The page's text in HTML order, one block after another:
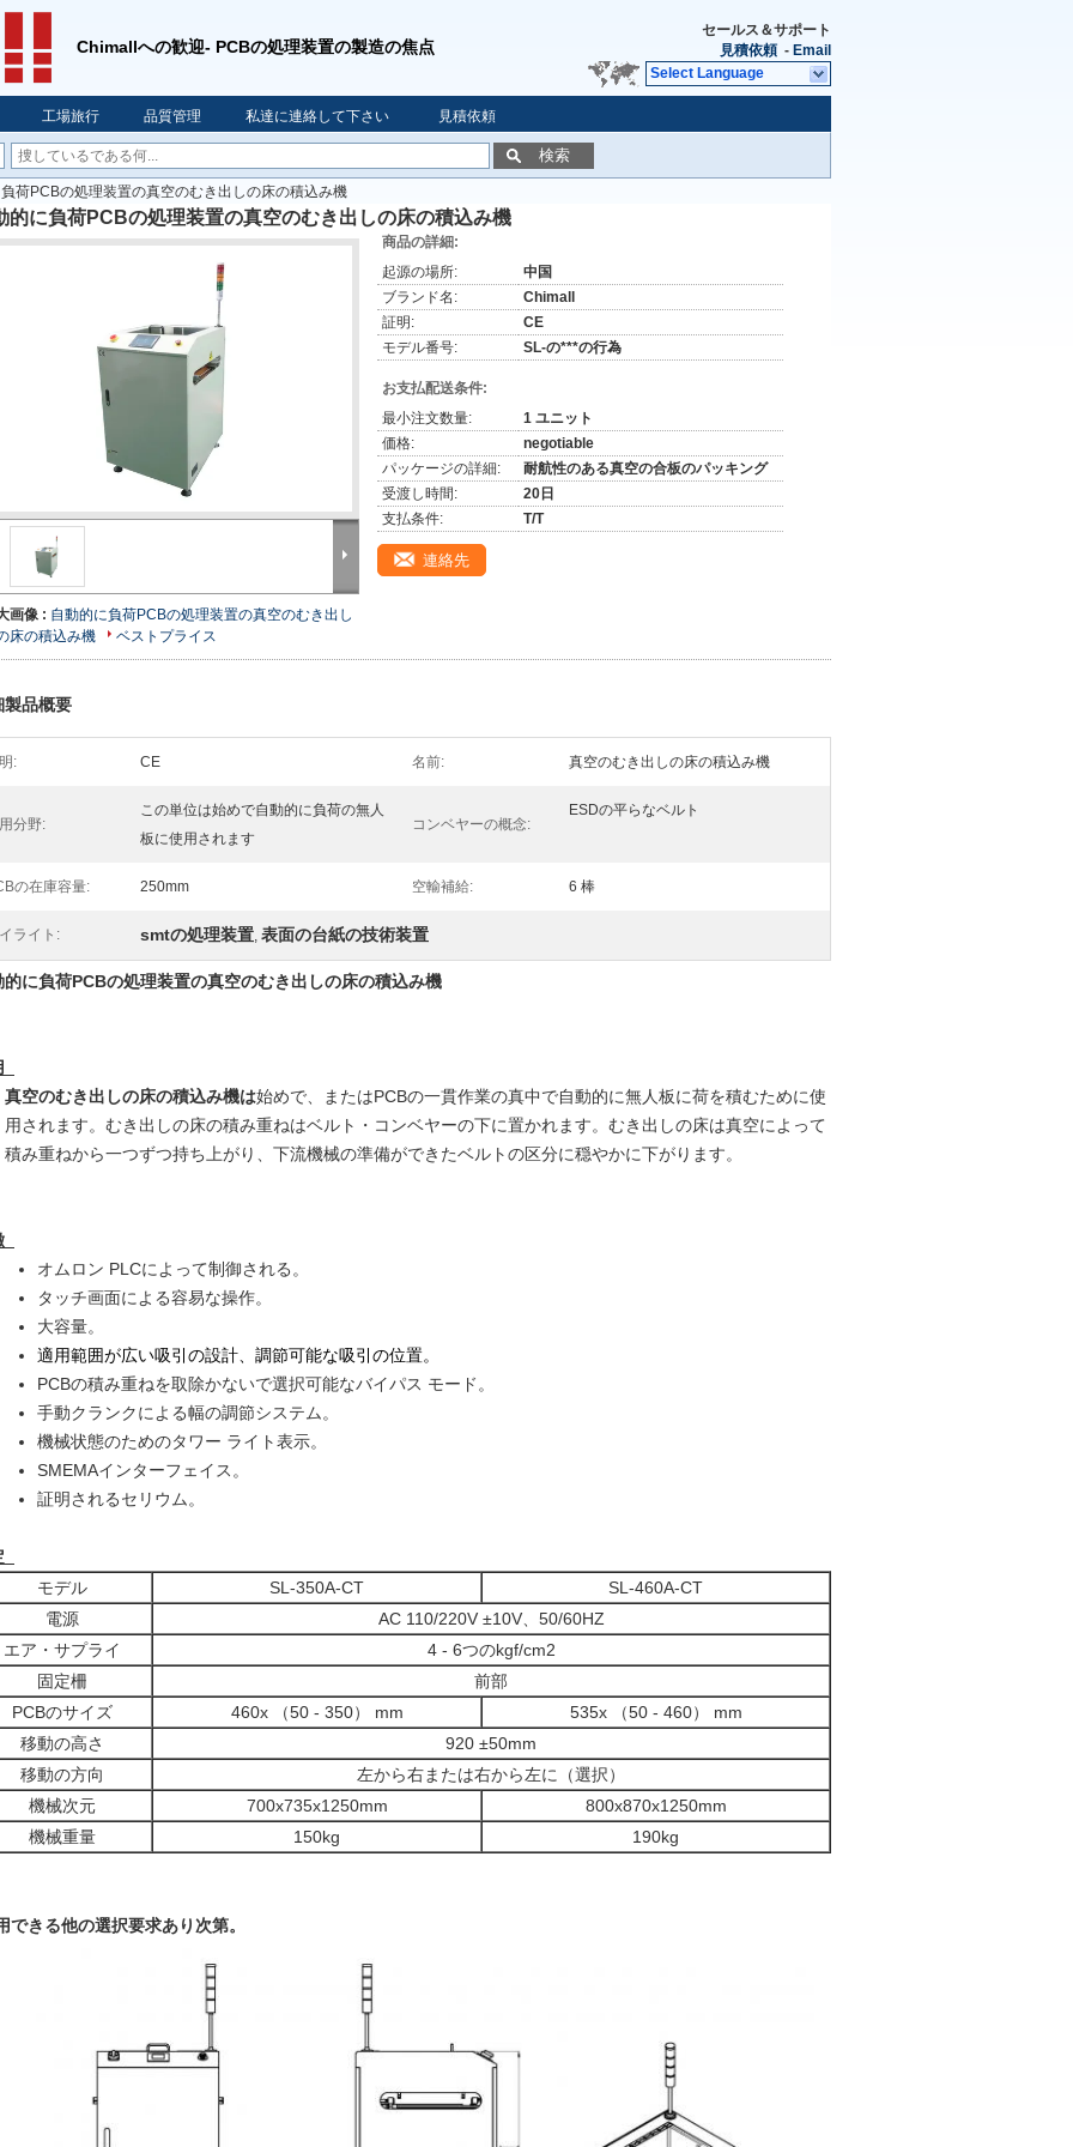
Chimallへの歓迎- PCBの処理装置の製造の焦点
セールス＆サポート
見積依頼 - Email
Select Language
工場旅行 品質管理 私達に連絡して下さい 見積依頼
検索
荷PCBの処理装置の真空のむき出しの床の積込み機
的に負荷PCBの処理装置の真空のむき出しの床の積込み機
画像 : 自動的に負荷PCBの処理装置の真空のむき出し
床の積込み機
ベストプライス
商品の詳細:
起源の場所:
中国
ブランド名:
Chimall
証明:
CE
モデル番号:
SL-の***の行為
お支払配送条件:
最小注文数量:
1 ユニット
価格:
negotiable
パッケージの詳細:
耐航性のある真空の合板のパッキング
受渡し時間:
20日
支払条件:
T/T
連絡先
製品概要
: CE 名前: 真空のむき出しの床の積込み機
分野:
この単位は始めで自動的に負荷の無人
板に使用されます
コンベヤーの概念:
ESDの平らなベルト
の在庫容量: 250mm 空輸補給: 6 棒
ライト: smtの処理装置, 表面の台紙の技術装置
的に負荷PCBの処理装置の真空のむき出しの床の積込み機
真空のむき出しの床の積込み機は始めで、またはPCBの一貫作業の真中で自動的に無人板に荷を積むために使
用されます。むき出しの床の積み重ねはベルト・コンベヤーの下に置かれます。むき出しの床は真空によって
積み重ねから一つずつ持ち上がり、下流機械の準備ができたベルトの区分に穏やかに下がります。
オムロン PLCによって制御される。
タッチ画面による容易な操作。
大容量。
適用範囲が広い吸引の設計、調節可能な吸引の位置。
PCBの積み重ねを取除かないで選択可能なバイパス モード。
手動クランクによる幅の調節システム。
機械状態のためのタワー ライト表示。
SMEMAインターフェイス。
証明されるセリウム。
モデル
SL-350A-CT
SL-460A-CT
電源
AC 110/220V ±10V、50/60HZ
エア・サプライ
4 - 6つのkgf/cm2
固定柵
前部
PCBのサイズ
460x （50 - 350） mm
535x （50 - 460） mm
移動の高さ
920 ±50mm
移動の方向
左から右または右から左に（選択）
機械次元
700x735x1250mm
800x870x1250mm
機械重量
150kg 190kg
できる他の選択要求あり次第。